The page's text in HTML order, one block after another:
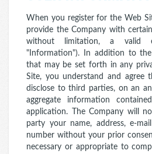
When you register for the Web
provide the Company with
without limitation, a valid
"Information"). In addition to
that may be set forth in any
Site, you understand and agree
disclose to third parties, on an
aggregate information
application. The Company will
party your name, address, e-
number without your prior
necessary or appropriate to